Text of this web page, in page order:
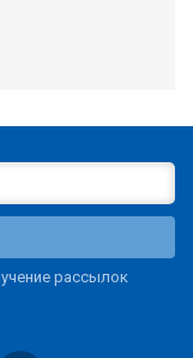
рассылок